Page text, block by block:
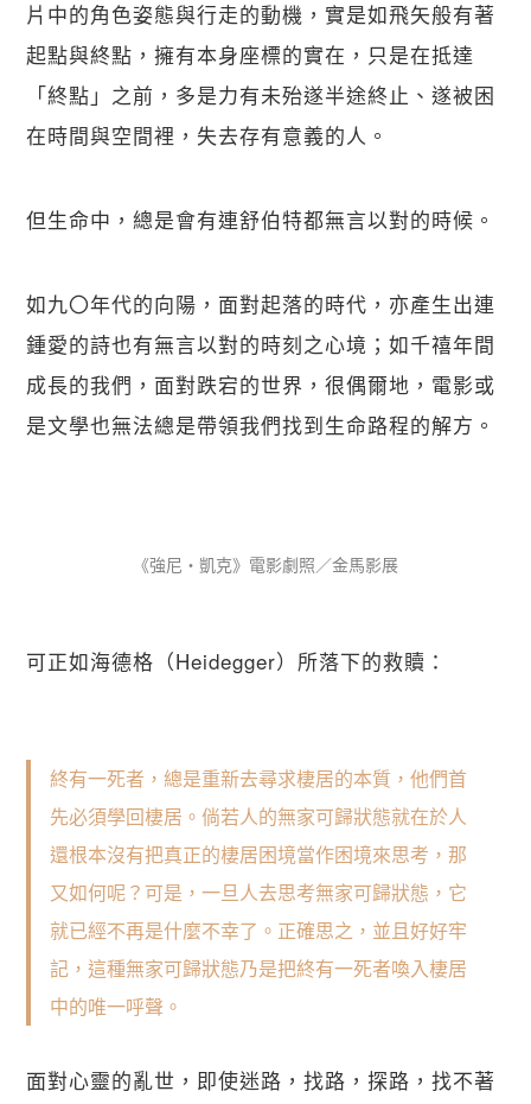
片中的角色姿態與行走的動機，實是如飛矢般有著
起點與終點，擁有本身座標的實在，只是在抵達
「終點」之前，多是力有未殆遂半途終止、遂被困
在時間與空間裡，失去存有意義的人。
但生命中，總是會有連舒伯特都無言以對的時候。
如九〇年代的向陽，面對起落的時代，亦產生出連
鍾愛的詩也有無言以對的時刻之心境；如千禧年間
成長的我們，面對跌宕的世界，很偶爾地，電影或
是文學也無法總是帶領我們找到生命路程的解方。
《強尼・凱克》電影劇照／金馬影展
可正如海德格（Heidegger）所落下的救贖：
終有一死者，總是重新去尋求棲居的本質，他們首
先必須學回棲居。倘若人的無家可歸狀態就在於人
還根本沒有把真正的棲居困境當作困境來思考，那
又如何呢？可是，一旦人去思考無家可歸狀態，它
就已經不再是什麼不幸了。正確思之，並且好好牢
記，這種無家可歸狀態乃是把終有一死者喚入棲居
中的唯一呼聲。
面對心靈的亂世，即使迷路，找路，探路，找不著